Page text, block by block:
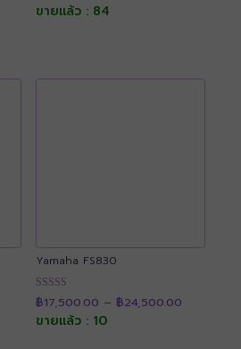
฿18,200.00
ตั้งแต่ 1-5
ขายแล้ว : 84
฿12,400.00
through
Yamaha FS830
ให้คะแนน
4.92
ตั้งแต่ 1-5
฿17,500.00 – ฿24,500.00range:
ขายแล้ว : 10